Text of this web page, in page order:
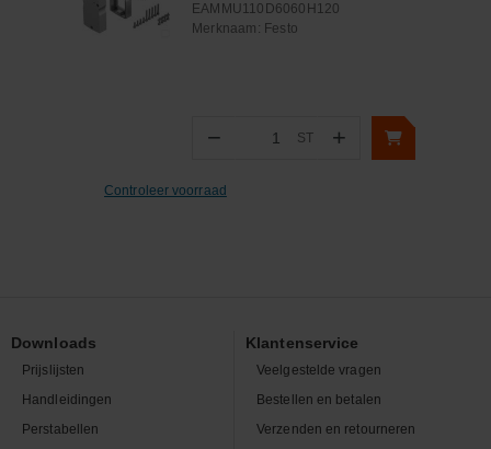
EAMMU110D6060H120
Merknaam: Festo
− Aantal
ST +
Controleer voorraad
Downloads
Prijslijsten
Handleidingen
Perstabellen
Klantenservice
Veelgestelde vragen
Bestellen en betalen
Verzenden en retourneren